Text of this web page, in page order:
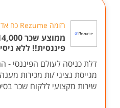
רזומה Rezume כח אדם והשמה
פיננסית!! ללא
דלת כניסה לעולם הפיננסי -
מגייסת נציגי /ות מכירות
שירות מקצועי ללקוח שכר